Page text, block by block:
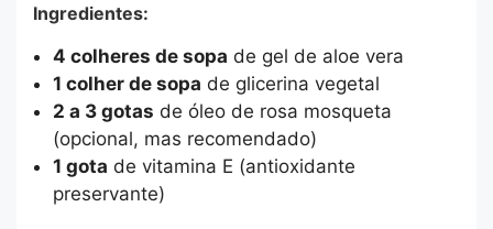
Ingredientes:
4 colheres de sopa de gel de aloe vera
1 colher de sopa de glicerina vegetal
2 a 3 gotas de óleo de rosa mosqueta
(opcional, mas recomendado)
1 gota de vitamina E (antioxidante
preservante)